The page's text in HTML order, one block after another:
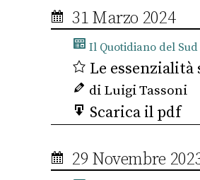
31 Marzo 2024
Il Quotidiano del
Le
di Luigi Tassoni
Scarica il pdf
29 Novembre